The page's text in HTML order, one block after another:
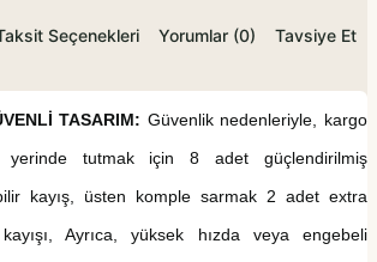
Seçenekleri Yorumlar (0) Tavsiye Et
TASARIM: Güvenlik nedenleriyle, kargo
yerinde tutmak için 8 adet güçlendirilmiş
kayış, üsten komple sarmak 2 adet extra
Ayrıca, yüksek hızda veya engebeli